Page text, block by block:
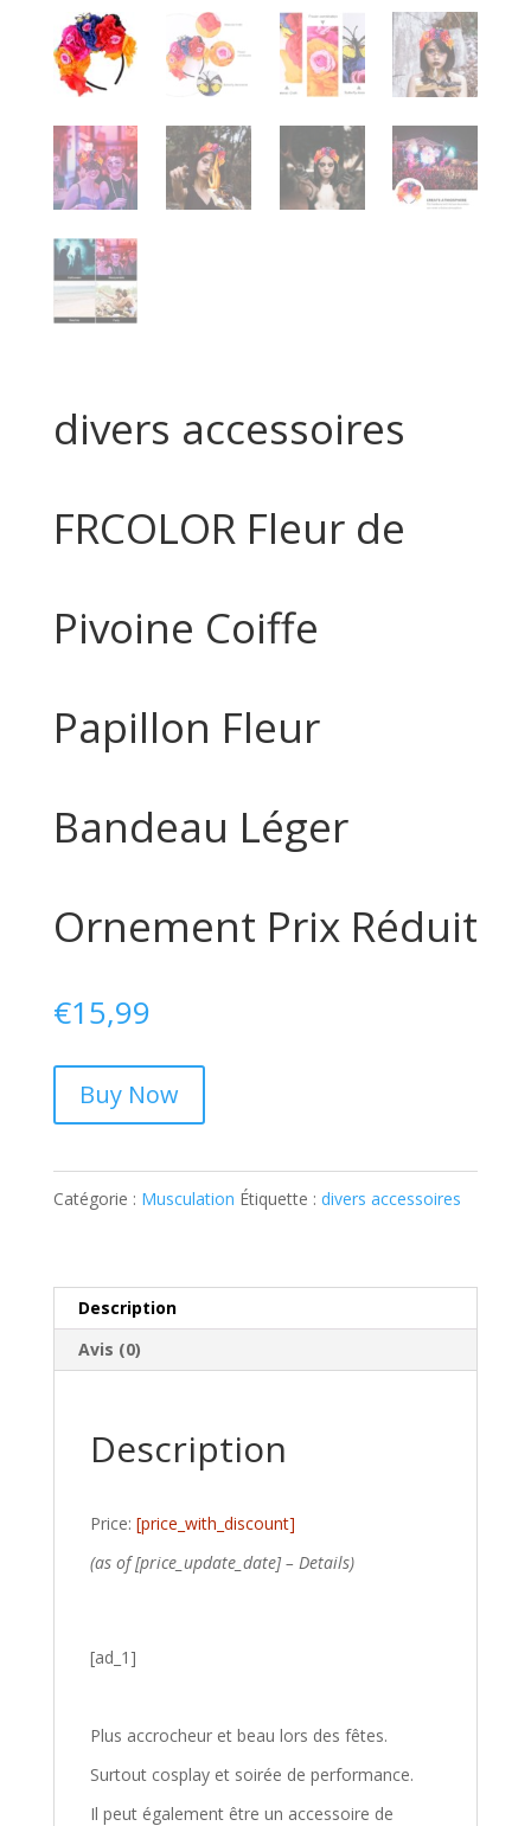
divers accessoires
FRCOLOR Fleur de
Pivoine Coiffe
Papillon Fleur
Bandeau Léger
Ornement Prix Réduit
€15,99
Buy Now
Catégorie : Musculation Étiquette : divers accessoires
Description
Avis (0)
Description
Price: [price_with_discount]
(as of [price_update_date] – Details)
[ad_1]
Plus accrocheur et beau lors des fêtes.
Surtout cosplay et soirée de performance.
Il peut également être un accessoire de